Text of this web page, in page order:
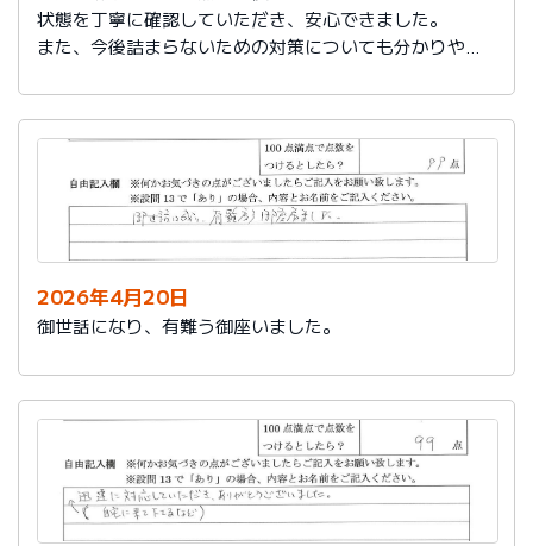
状態を丁寧に確認していただき、安心できました。
また、今後詰まらないための対策についても分かりやす
ありがとうございました。
2026年4月20日
御世話になり、有難う御座いました。